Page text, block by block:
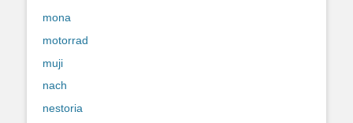
mona
motorrad
muji
nach
nestoria